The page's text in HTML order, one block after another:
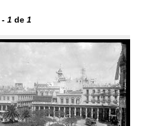
- 1 de 1